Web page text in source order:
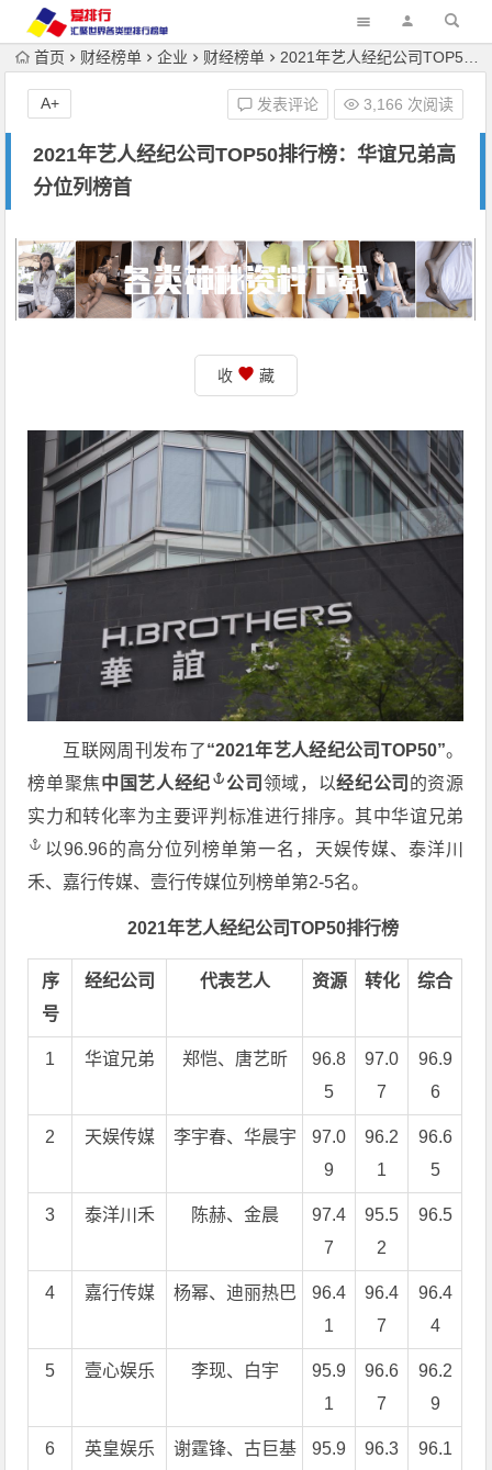
首页 财经榜单 企业 财经榜单 2021年艺人经纪公司TOP50排行榜：华谊兄弟高分位列榜首
2021年艺人经纪公司TOP50排行榜：华谊兄弟高
分位列榜首
发表评论 3,166 次阅读
A+
收 藏
互联网周刊发布了“2021年艺人经纪公司TOP50”。
榜单聚焦中国艺人经纪 公司 领域，以经纪公司 的资源
实力和转化率为主要评判标准进行排序。其中华谊兄弟
以96.96的高分位列榜单第一名，天娱传媒、泰洋川
禾、嘉行传媒、壹行传媒位列榜单第2-5名。
2021年艺人经纪公司TOP50排行榜
序
号
经纪公司 代表艺人 资源 转化 综合
1 华谊兄弟 郑恺、唐艺昕
96.8
5
97.0
7
96.9
6
2 天娱传媒 李宇春、华晨宇
97.0
9
96.2
1
96.6
5
3 泰洋川禾 陈赫、金晨
97.4
7
95.5
2
96.5
4 嘉行传媒 杨幂、迪丽热巴
96.4
1
96.4
7
96.4
4
5 壹心娱乐 李现、白宇
95.9
1
96.6
7
96.2
9
6 英皇娱乐 谢霆锋、古巨基
95.9
96.3
96.1